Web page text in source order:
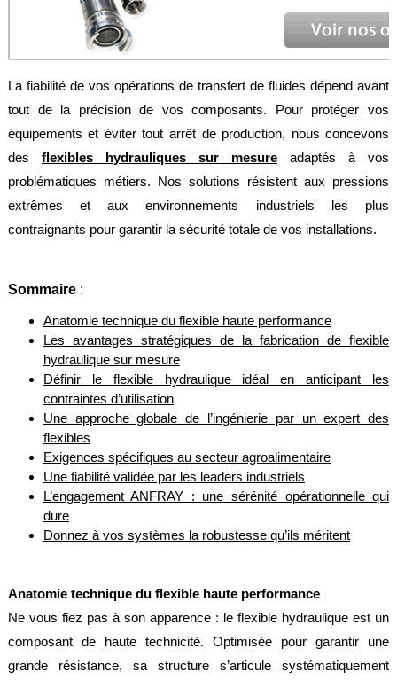
Découpe
de
joint
Spirale
Ring
Maintenance
Services
d’eau
Soudure
alimentaire
IFlex
Passeport
technique
Bureau
d'étude
Analyseur
de
Fiches
métier
Carrières
et
centrales
béton
La fiabilité de vos opérations de transfert de fluides dépend avant
tout de la précision de vos composants. Pour protéger vos
équipements et éviter tout arrêt de production, nous concevons
des flexibles hydrauliques sur mesure adaptés à vos
problématiques métiers. Nos solutions résistent aux pressions
extrêmes et aux environnements industriels les plus
contraignants pour garantir la sécurité totale de vos installations.
Sommaire:
Anatomie technique du flexible haute performance
Les avantages stratégiques de la fabrication de flexible
hydraulique sur mesure
Définir le flexible hydraulique idéal en anticipant les
contraintes d’utilisation
Une approche globale de l’ingénierie par un expert des
flexibles
Exigences spécifiques au secteur agroalimentaire
Une fiabilité validée par les leaders industriels
L’engagement ANFRAY : une sérénité opérationnelle qui
dure
Donnez à vos systèmes la robustesse qu’ils méritent
Anatomie technique du flexible haute performance
Ne vous fiez pas à son apparence : le flexible hydraulique est un
composant de haute technicité. Optimisée pour garantir une
grande résistance, sa structure s’articule systématiquement